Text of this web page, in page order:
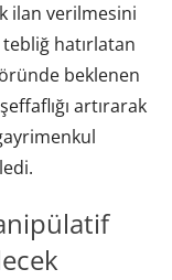
ilan verilmesini
hatırlatan
beklenen
artırarak